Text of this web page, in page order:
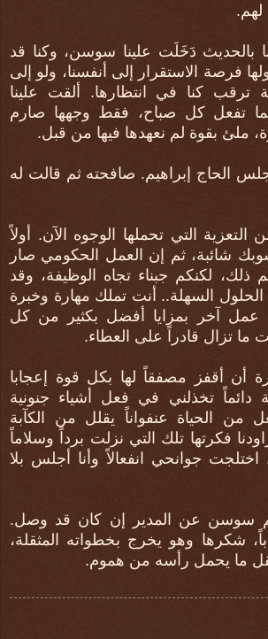
بالحديث دَخَلَت علينا سوسن، وكنا قد
فرصة الاستقرار إلى أنفسنا، ولو إلى
كنا في انتظارها. ألقت علينا
تفعل كل صباح، فقط وجهها صارم
ملئ بقوة لم نعهدها فيها من قبل.
الحاج إبراهيم. صافحته ثم قالت له
التعزية التي تحملها الوجوه الآن. أولاً
شائبة، ثم إن العمل الحكومي صار
ذلك، لكنكم جبناء تجاه الوظيفة، وقد
الحلول السهلة.. أنت تملك مهارة وخبرة
عمل آخر بمزايا أفضل بكثير من كل
ما تزال قادراً على العطاء.
أقفز مصفقاً لها بكل قوة إعجابا
دائماً تخذلني في فعل أشياء جنونية
من الحياة عنفواناً يقلل من الكآبة
فكرتها تلك التي نزلت برداً وسلاماً
جوانحي انفعالاً وأنا أجلس بلا
سوسن عن المدير إن كان قد وصل.
شكرها وهو يخرج بخطواته المثقلة،
ما يحمل رأسه من هموم.